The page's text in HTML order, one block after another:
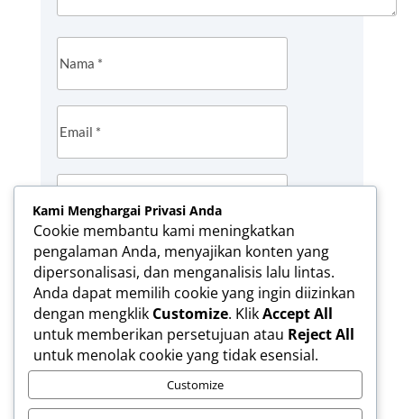
Simpan nama, email, dan situs web saya
pada peramban ini untuk komentar saya
berikutnya.
KIRIM KOMENTAR
Kami Menghargai Privasi Anda
Cookie membantu kami meningkatkan
pengalaman Anda, menyajikan konten yang
dipersonalisasi, dan menganalisis lalu lintas.
Anda dapat memilih cookie yang ingin diizinkan
dengan mengklik Customize. KlikAccept All
untuk memberikan persetujuan atau Reject All
untuk menolak cookie yang tidak esensial.
Customize